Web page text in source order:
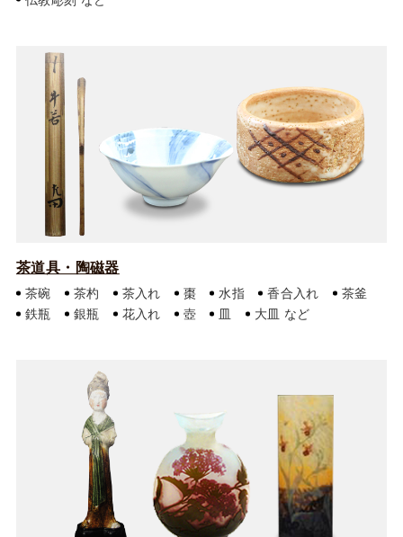
茶道具・陶磁器
茶碗 茶杓 茶入れ 棗 水指 香合入れ
茶釜
鉄瓶
銀瓶 花入れ 壺 皿 大皿